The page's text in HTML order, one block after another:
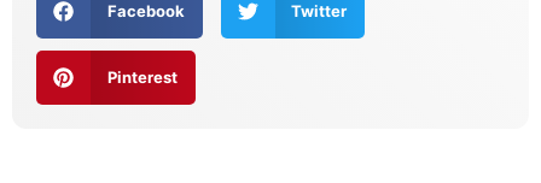
Facebook Twitter
Pinterest